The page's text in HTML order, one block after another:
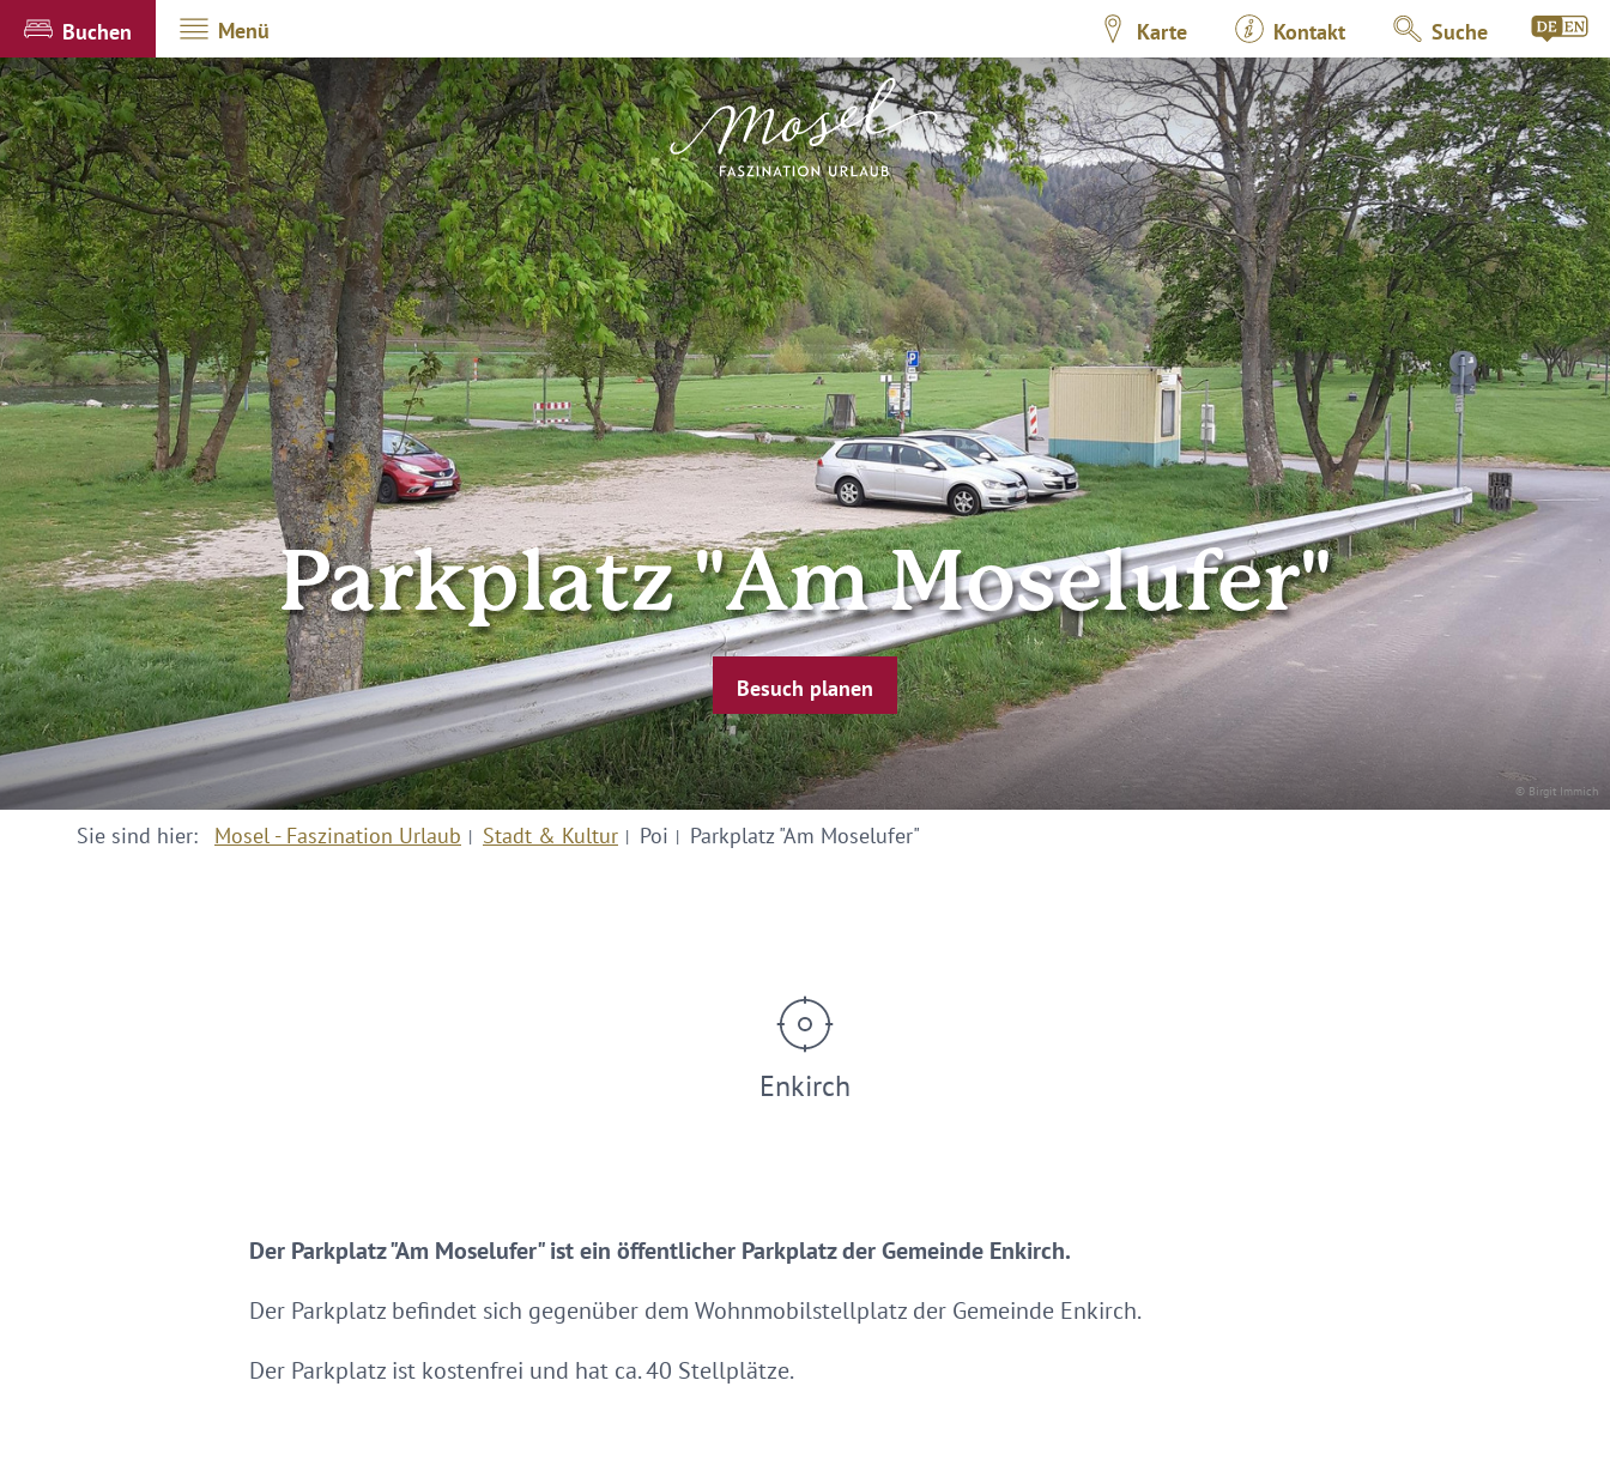
Buchen Menü Karte Kontakt Suche
© Birgit Immich
Parkplatz "Am Moselufer"
Besuch planen
Sie sind hier: Mosel - Faszination Urlaub Stadt & Kultur Poi Parkplatz "Am Moselufer"
Enkirch
Der Parkplatz "Am Moselufer" ist ein öffentlicher Parkplatz der Gemeinde Enkirch.
Der Parkplatz befindet sich gegenüber dem Wohnmobilstellplatz der Gemeinde Enkirch.
Der Parkplatz ist kostenfrei und hat ca. 40 Stellplätze.